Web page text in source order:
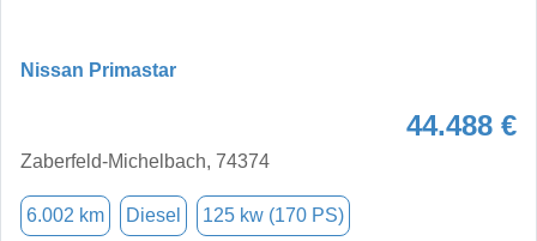
Nissan Primastar
44.488 €
Zaberfeld-Michelbach, 74374
6.002 km Diesel 125 kw (170 PS)